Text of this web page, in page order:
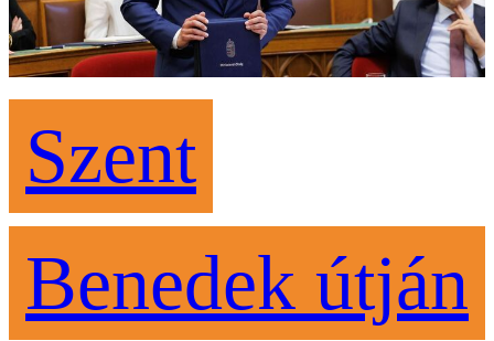
Szent
Benedek útján